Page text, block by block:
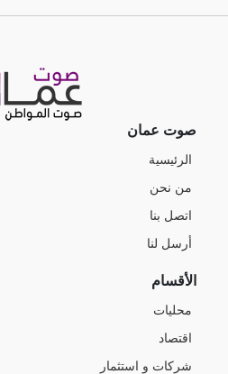
صوت عمان
الرئيسية
من نحن
اتصل بنا
أرسل لنا
الأقسام
محليات
اقتصاد
شركات و استثمار